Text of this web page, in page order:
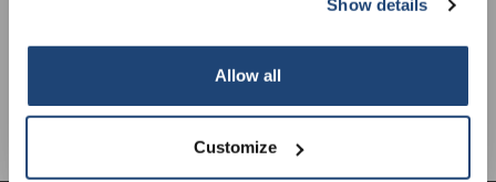
Show details
Allow all
Customize
€50.00